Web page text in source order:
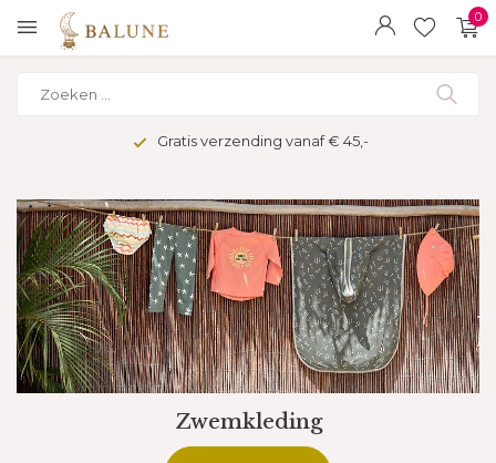
0
Veilig betalen met kopersbescherming
Bekers en flessen